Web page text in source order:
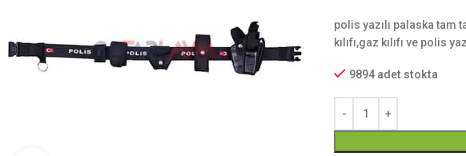
polis yazılı palaska tam
kılıfı,gaz kılıfı ve polis
9894 adet stokta